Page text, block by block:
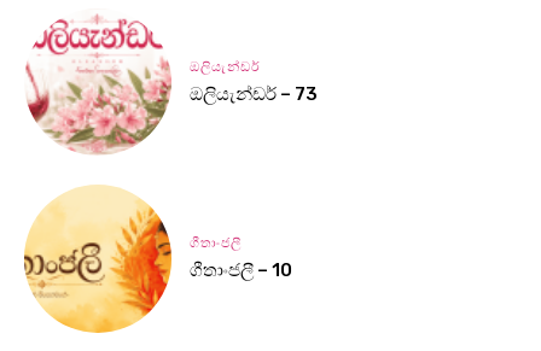
ඔලියැන්ඩර්
ඔලියැන්ඩර් – 73
ගීතාංජලී
ගීතාංජලී – 10